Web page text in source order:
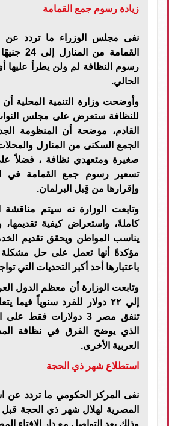
زيادة رسوم جمع القمامة
نفى مجلس الوزراء ما تردد عن
القمامة
رسوم النظافة لم ولن يطرأ عليها
الحالي.
وأوضحت وزارة التنمية المحلية أن
للنظافة ستعرض على مجلس
القادم، موضحة أن المنظومة
الجمع السكنى من المنازل
صغيرة ومتعهدي نظافة ، فضلاً
تسعير رسوم جمع القمامة في
وإقرارها من قِبل البرلمان.
وتابعت الوزارة نه سيتم مناقشة
كاملةً، واستعراض كيفية تقديمها،
يناسب المواطن ويحقق تقديم
مؤكدةً أنها تعمل على حل مشكلة
باعتبارها أحد أكبر التحديات التي
إلي ٢٢ دولار للفرد سنوياً فيما
تنفق مصر 3 دولارات فقط
الذي يوضح الفرق في نظافة
العربية الأخرى.
استطلاع شهر ذي الحجة
نفى المركز الحكومي ما تردد عن
المصرية لهلال شهر ذي الحجة قبل
وذلك بعد التواصل مع دار الإفتاء